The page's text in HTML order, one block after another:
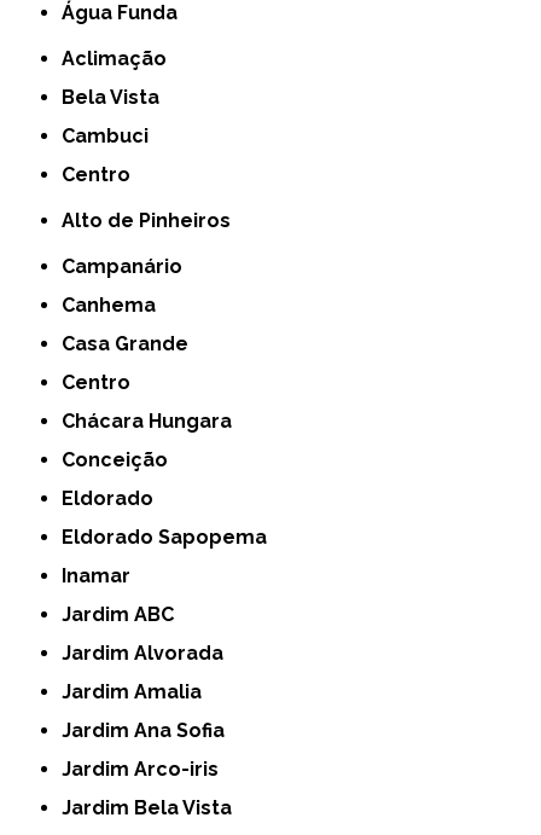
Água Funda
Aclimação
Bela Vista
Cambuci
Centro
Alto de Pinheiros
Campanário
Canhema
Casa Grande
Centro
Chácara Hungara
Conceição
Eldorado
Eldorado Sapopema
Inamar
Jardim ABC
Jardim Alvorada
Jardim Amalia
Jardim Ana Sofia
Jardim Arco-iris
Jardim Bela Vista